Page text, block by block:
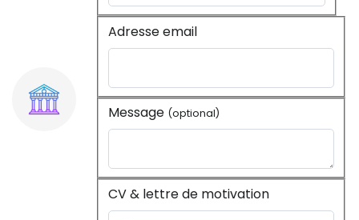
Adresse email
Message (optional)
CV & lettre de motivation